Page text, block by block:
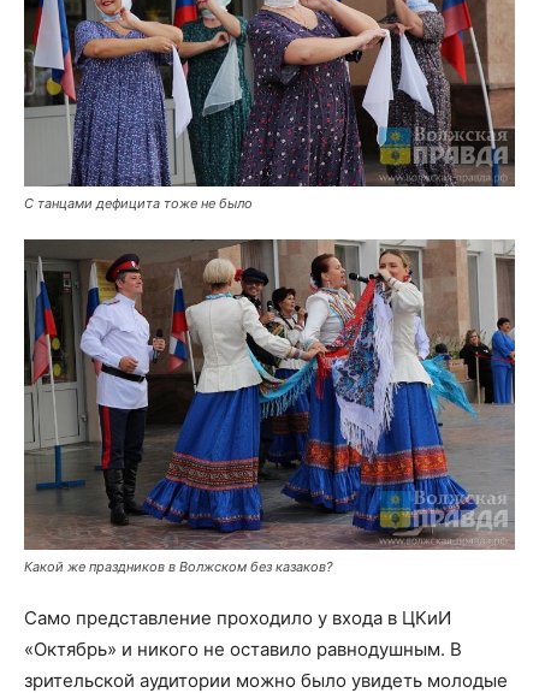
С танцами дефицита тоже не было
Какой же праздников в Волжском без казаков?
Само представление проходило у входа в ЦКиИ
«Октябрь» и никого не оставило равнодушным. В
зрительской аудитории можно было увидеть молодые